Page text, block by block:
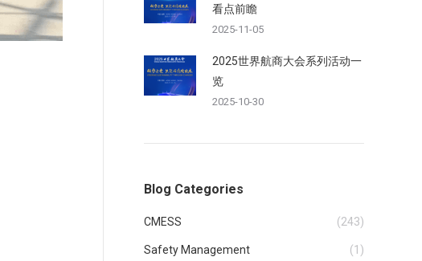
看点前瞻
2025-11-05
2025世界航商大会系列活动一
览
2025-10-30
Blog Categories
CMESS (243)
Safety Management (1)